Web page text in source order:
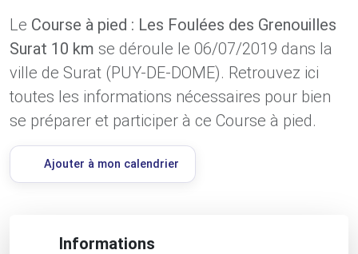
Le Course à pied : Les Foulées des Grenouilles
Surat 10 km se déroule le 06/07/2019 dans la
ville de Surat (PUY-DE-DOME). Retrouvez ici
toutes les informations nécessaires pour bien
se préparer et participer à ce Course à pied.
Ajouter à mon calendrier
Informations